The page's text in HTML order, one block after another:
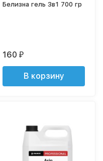
Белизна гель 3в1 700 гр
160₽
В корзину